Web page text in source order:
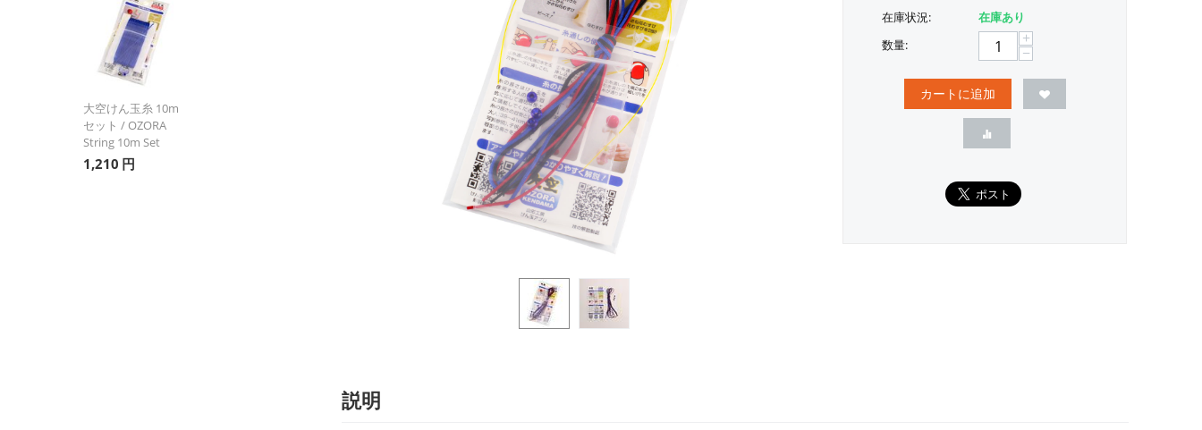
大空けん玉糸 10m
セット / OZORA
String 10m Set
1,210 円
在庫状況:
在庫あり
数量:
+
−
カートに追加
説明